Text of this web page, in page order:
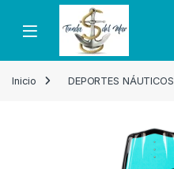
Skip to navigation
Skip to content
Open
Inicio DEPORTES NÁUTICOS